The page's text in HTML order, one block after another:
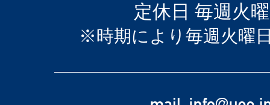
定休日 毎週火
※時期により毎週火曜